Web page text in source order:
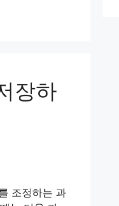
장하
조정하는 과